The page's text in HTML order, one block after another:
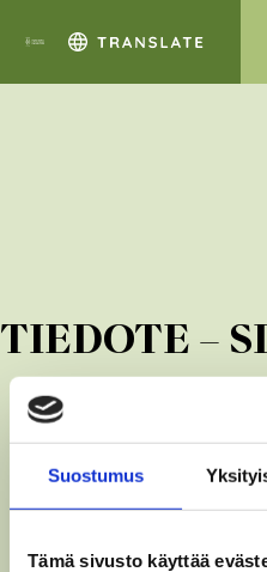
Suostumus
Tämä sivusto käyttää
TIEDOTE –